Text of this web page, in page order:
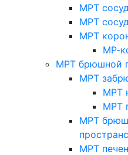
МРТ
МРТ
МРТ
МР-
МРТ брюшной
МРТ
МРТ
МРТ
МРТ
МРТ